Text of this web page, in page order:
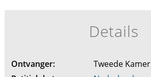
Details
Ontvanger:
Tweede Kamer